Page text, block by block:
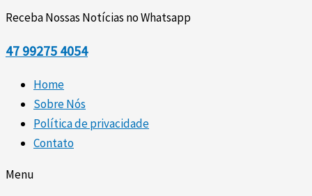
Receba Nossas Notícias no Whatsapp
47 99275 4054
Home
Sobre Nós
Política de privacidade
Contato
Menu